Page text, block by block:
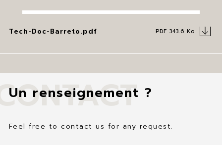
Tech-Doc-Barreto.pdf PDF 343.6 Ko
Un renseignement ?
Feel free to contact us for any request.